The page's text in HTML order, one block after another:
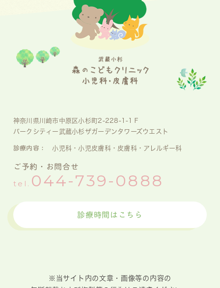
神奈川県川崎市中原区小杉町2-228-1-1Ｆ
パークシティー武蔵小杉ザガーデンタワーズウエスト
診療内容： 小児科・小児皮膚科・皮膚科・アレルギー科
ご予約・お問合せ
tel. 044-739-0888
診療時間はこちら
※当サイト内の文章・画像等の内容の